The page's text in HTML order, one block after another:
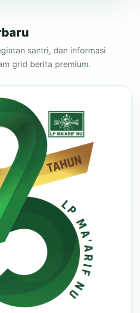
santri, dan informasi
grid berita premium.